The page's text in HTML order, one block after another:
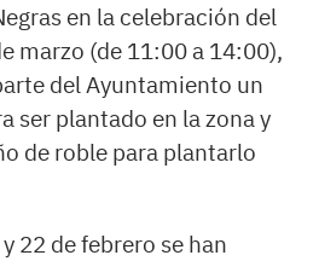
en la celebración del
marzo (de 11:00 a 14:00),
del Ayuntamiento un
ser plantado en la zona y
de roble para plantarlo
22 de febrero se han